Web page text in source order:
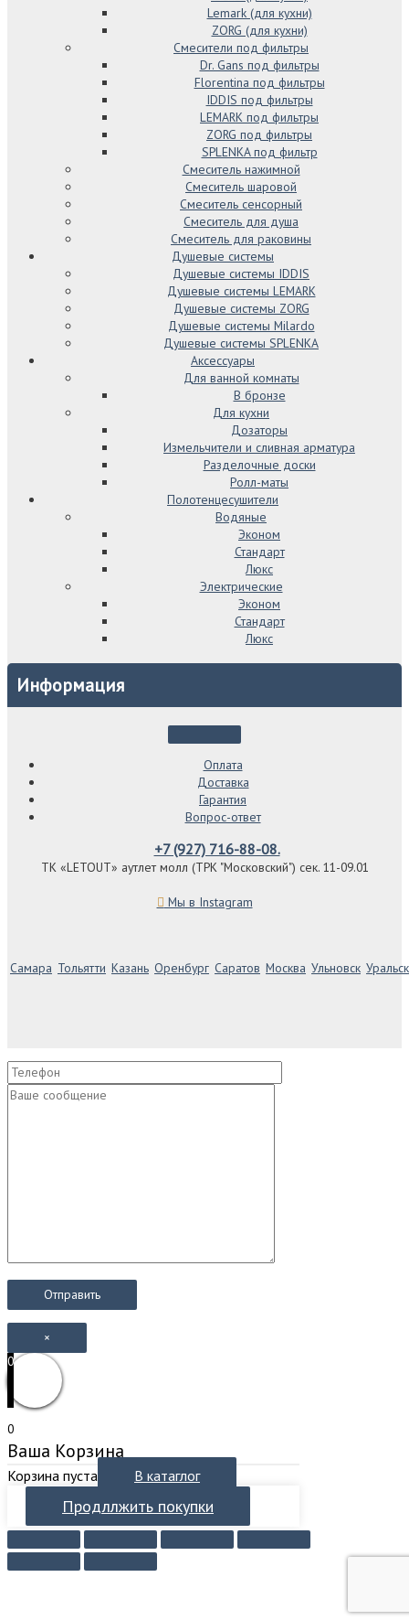
Lemark (для кухни)
ZORG (для кухни)
Смесители под фильтры
Dr. Gans под фильтры
Florentina под фильтры
IDDIS под фильтры
LEMARK под фильтры
ZORG под фильтры
SPLENKA под фильтр
Смеситель нажимной
Смеситель шаровой
Смеситель сенсорный
Смеситель для душа
Смеситель для раковины
Душевые системы
Душевые системы IDDIS
Душевые системы LEMARK
Душевые системы ZORG
Душевые системы Milardo
Душевые системы SPLENKA
Аксессуары
Для ванной комнаты
В бронзе
Для кухни
Дозаторы
Измельчители и сливная арматура
Разделочные доски
Ролл-маты
Полотенцесушители
Водяные
Эконом
Стандарт
Люкс
Электрические
Эконом
Стандарт
Люкс
Информация
Оплата
Доставка
Гарантия
Вопрос-ответ
+7 (927) 716-88-08.
ТК «LETOUT» аутлет молл (ТРК "Московский") сек. 11-09.01
Мы в Instagram
Самара Тольятти Казань Оренбург Саратов Москва Ульновск Уральск
×
0
0
Ваша Корзина
Корзина пуста В катаглог
Продллжить покупки